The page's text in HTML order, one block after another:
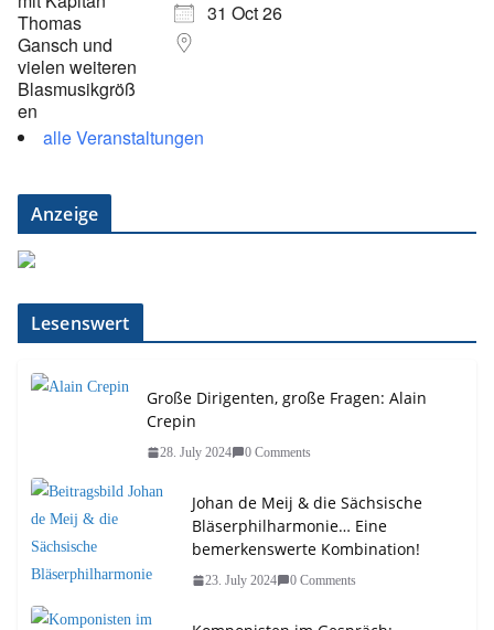
31 Oct 26
alle Veranstaltungen
Anzeige
Lesenswert
Große Dirigenten, große Fragen: Alain
Crepin
28. July 2024 0 Comments
Johan de Meij & die Sächsische
Bläserphilharmonie… Eine
bemerkenswerte Kombination!
23. July 2024 0 Comments